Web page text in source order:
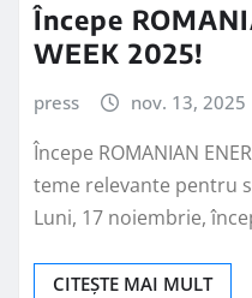
Începe
WEEK 2025!
press nov. 13, 2025
Începe ROMANIAN
teme relevante pentru
Luni, 17 noiembrie,
CITEȘTE MAI MULT